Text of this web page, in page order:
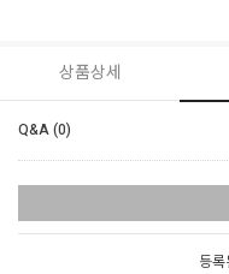
상품상세
Q&A (0)
등